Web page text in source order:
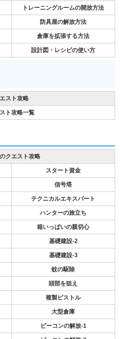
トレーニングルームの開放方法
防具屋の解放方法
倉庫を拡張する方法
設計図・レシピの使い方
スト攻略
ト攻略一覧
クエスト攻略
スタート資金
信号塔
テクニカルエキスパート
ハンターの旅立ち
箱いっぱいの親切心
基礎建設-2
基礎建設-3
蚊の駆除
頭部を狙え
複製ピストル
大型倉庫
ビーコンの解放-1